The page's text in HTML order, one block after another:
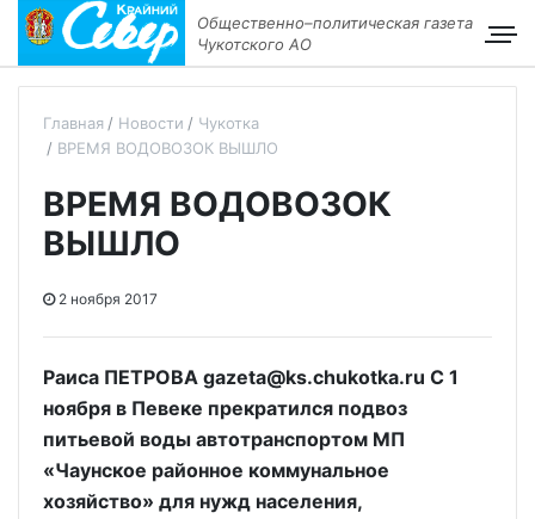
Общественно–политическая газета
Чукотского АО
Главная Новости
Чукотка
ВРЕМЯ ВОДОВОЗОК ВЫШЛО
ВРЕМЯ ВОДОВОЗОК
ВЫШЛО
2 ноября 2017
Раиса ПЕТРОВА gazeta@ks.chukotka.ru С 1
ноября в Певеке прекратился подвоз
питьевой воды автотранспортом МП
«Чаунское районное коммунальное
хозяйство» для нужд населения,